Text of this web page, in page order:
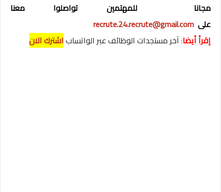
مجانا للمهتمين تواصلوا معنا
على recrute.24.recrute@gmail.com
إقرأ أيضا:آخر مستجدات الوظائف عبر الواتساباشترك الان